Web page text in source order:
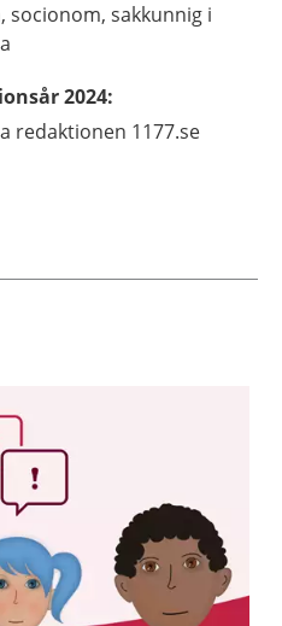
socionom, sakkunnig i
2024:
redaktionen 1177.se